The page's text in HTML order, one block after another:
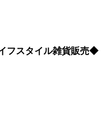
フスタイル雑貨販売◆